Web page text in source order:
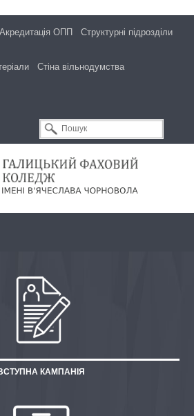
Акредитація ОПП Структурні підрозділи
Стіна вільнодумства
КАМПАНІЯ